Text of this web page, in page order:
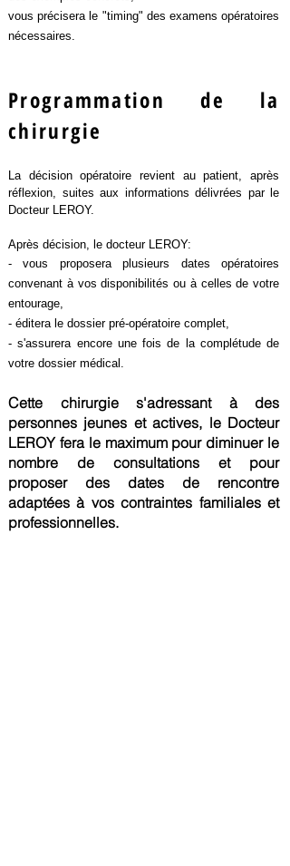
vous précisera le "timing" des examens opératoires
nécessaires.
Programmation de la
chirurgie
La décision opératoire revient au patient, après
réflexion, suites aux informations délivrées par le
Docteur LEROY.
Après décision, le docteur LEROY:
- vous proposera plusieurs dates opératoires
convenant à vos disponibilités ou à celles de votre
entourage,
- éditera le dossier pré-opératoire complet,
- s'assurera encore une fois de la complétude de
votre dossier médical.
Cette chirurgie s'adressant à des
personnes jeunes et actives, le Docteur
LEROY fera le maximum pour diminuer le
nombre de consultations et pour
proposer des dates de rencontre
adaptées à vos contraintes familiales et
professionnelles.